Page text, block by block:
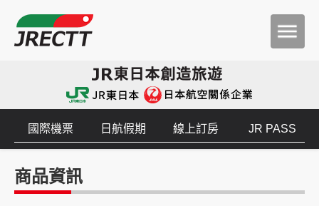
國際機票 日航假期 線上訂房 JR PASS
商品資訊